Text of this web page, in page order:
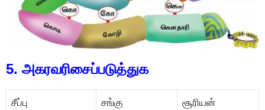
5. அகரவரிசைப்படுத்துக
சீப்பு சங்கு சூரியன்